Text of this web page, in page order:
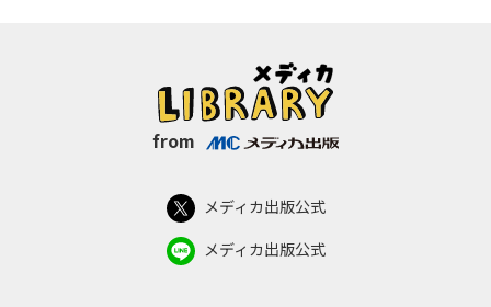
from
メディカ出版公式
メディカ出版公式